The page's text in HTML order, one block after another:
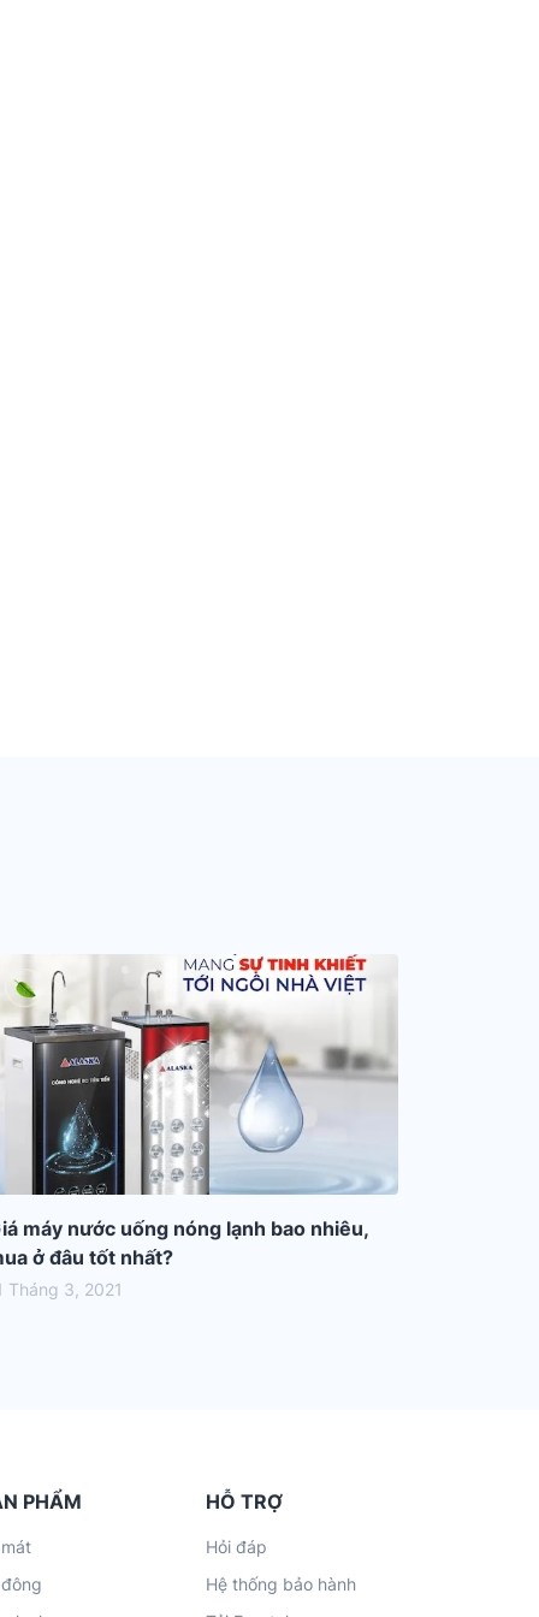
máy nước uống nóng lạnh bao nhiêu,
ở đâu tốt nhất?
Tháng 3, 2021
PHẨM HỖ TRỢ
Hỏi đáp
Hệ thống bảo hành